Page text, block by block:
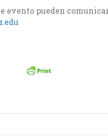
evento pueden